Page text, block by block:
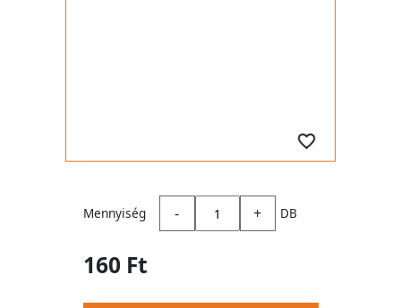
Mennyiség - + DB
160 Ft